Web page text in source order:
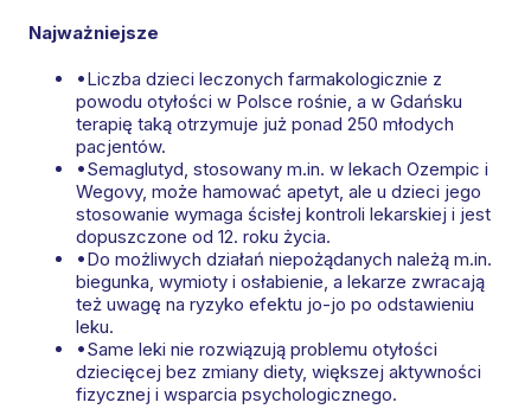
Najważniejsze
•Liczba dzieci leczonych farmakologicznie z
powodu otyłości w Polsce rośnie, a w Gdańsku
terapię taką otrzymuje już ponad 250 młodych
pacjentów.
•Semaglutyd, stosowany m.in. w lekach Ozempic i
Wegovy, może hamować apetyt, ale u dzieci jego
stosowanie wymaga ścisłej kontroli lekarskiej i jest
dopuszczone od 12. roku życia.
•Do możliwych działań niepożądanych należą m.in.
biegunka, wymioty i osłabienie, a lekarze zwracają
też uwagę na ryzyko efektu jo-jo po odstawieniu
leku.
•Same leki nie rozwiązują problemu otyłości
dziecięcej bez zmiany diety, większej aktywności
fizycznej i wsparcia psychologicznego.